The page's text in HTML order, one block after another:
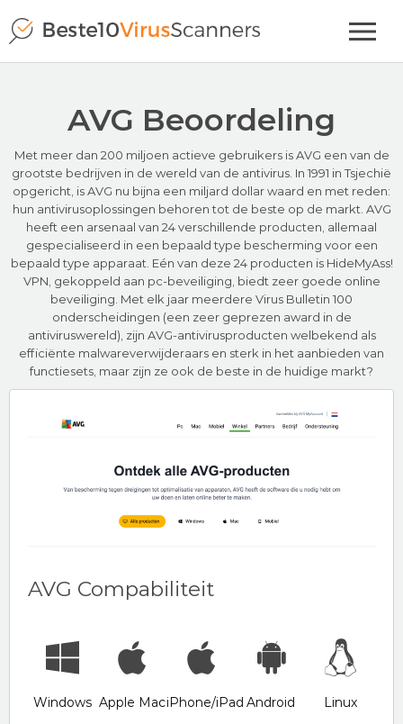
AVG Beoordeling
Met meer dan 200 miljoen actieve gebruikers is AVG een van de
grootste bedrijven in de wereld van de antivirus. In 1991 in Tsjechië
opgericht, is AVG nu bijna een miljard dollar waard en met reden:
hun antivirusoplossingen behoren tot de beste op de markt. AVG
heeft een arsenaal van 24 verschillende producten, allemaal
gespecialiseerd in een bepaald type bescherming voor een
bepaald type apparaat. Eén van deze 24 producten is HideMyAss!
VPN, gekoppeld aan pc-beveiliging, biedt zeer goede online
beveiliging. Met elk jaar meerdere Virus Bulletin 100
onderscheidingen (een zeer geprezen award in de
antiviruswereld), zijn AVG-antivirusproducten welbekend als
efficiënte malwareverwijderaars en sterk in het aanbieden van
functiesets, maar zijn ze ook de beste in de huidige markt?
AVG Compabiliteit
Windows Apple MaciPhone/iPad Android Linux